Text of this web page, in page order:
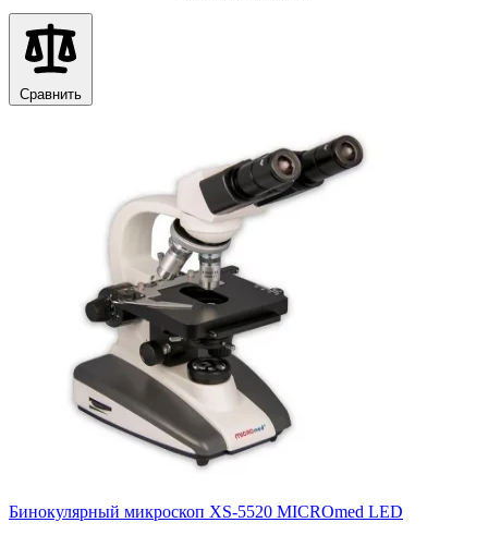
Сравнить
Бинокулярный микроскоп XS-5520 MICROmed LED